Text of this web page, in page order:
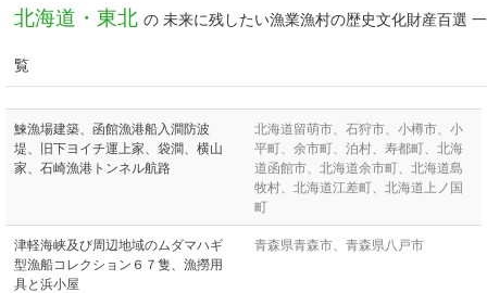
北海道・東北 の 未来に残したい漁業漁村の歴史文化財産百選 一
覧
鰊漁場建築、函館漁港船入澗防波
堤、旧下ヨイチ運上家、袋澗、横山
家、石崎漁港トンネル航路
北海道留萌市、石狩市、小樽市、小
平町、余市町、泊村、寿都町、北海
道函館市、北海道余市町、北海道島
牧村、北海道江差町、北海道上ノ国
町
津軽海峡及び周辺地域のムダマハギ
型漁船コレクション６７隻、漁撈用
具と浜小屋
青森県青森市、青森県八戸市